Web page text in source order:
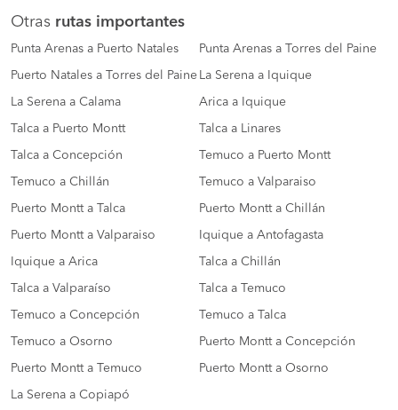
Otras rutas importantes
Punta Arenas a Puerto Natales Punta Arenas a Torres del Paine
Puerto Natales a Torres del Paine La Serena a Iquique
La Serena a Calama Arica a Iquique
Talca a Puerto Montt Talca a Linares
Talca a Concepción Temuco a Puerto Montt
Temuco a Chillán Temuco a Valparaiso
Puerto Montt a Talca Puerto Montt a Chillán
Puerto Montt a Valparaiso Iquique a Antofagasta
Iquique a Arica Talca a Chillán
Talca a Valparaíso Talca a Temuco
Temuco a Concepción Temuco a Talca
Temuco a Osorno Puerto Montt a Concepción
Puerto Montt a Temuco Puerto Montt a Osorno
La Serena a Copiapó